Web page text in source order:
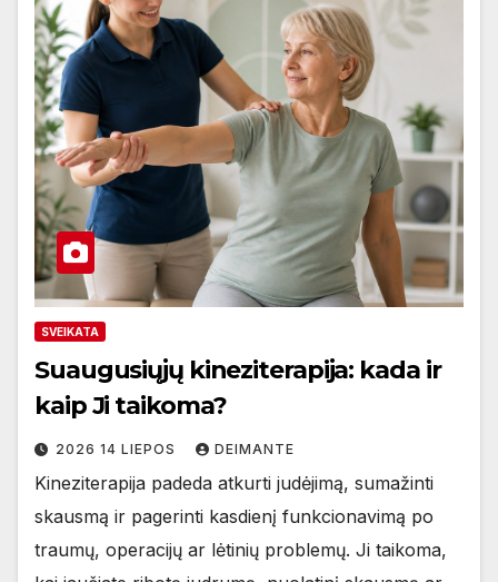
SVEIKATA
Suaugusiųjų kineziterapija: kada ir
kaip Ji taikoma?
2026 14 LIEPOS DEIMANTE
Kineziterapija padeda atkurti judėjimą, sumažinti
skausmą ir pagerinti kasdienį funkcionavimą po
traumų, operacijų ar lėtinių problemų. Ji taikoma,